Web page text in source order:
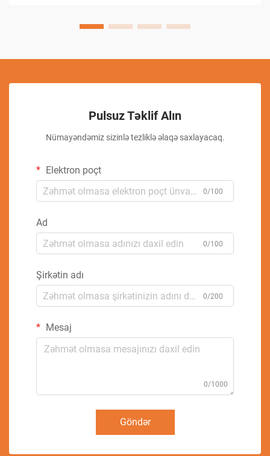
Pulsuz Təklif Alın
Nümayəndəmiz sizinlə tezliklə əlaqə saxlayacaq.
Elektron poçt
0/100
Ad
0/100
Şirkətin adı
0/200
Mesaj
0/1000
Göndər